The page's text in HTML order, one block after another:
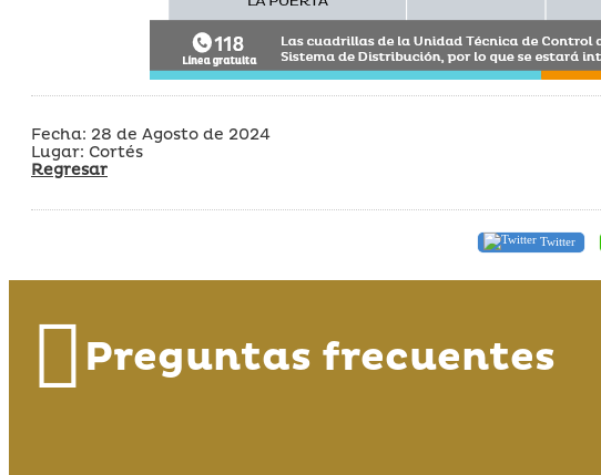
Fecha: 28 de Agosto de 2024
Lugar: Cortés
Regresar
Twitter
Preguntas frecuentes